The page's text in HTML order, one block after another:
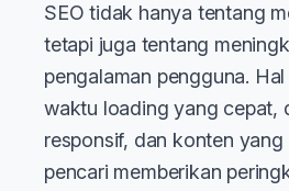
SEO tidak hanya tentang
tetapi juga tentang
pengalaman pengguna.
waktu loading yang cepat,
responsif, dan konten
pencari memberikan